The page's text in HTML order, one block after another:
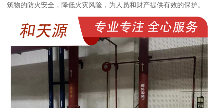
筑物的防火安全，降低火灾风险，为人员和财产提供有效的保护。